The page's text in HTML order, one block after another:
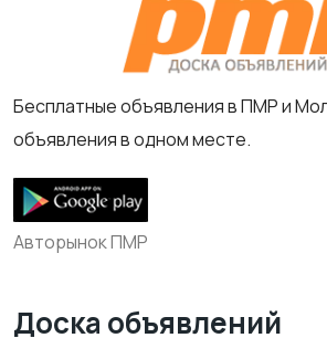
Бесплатные объявления в ПМР и
объявления в одном месте.
Авторынок ПМР
Доска объявлений